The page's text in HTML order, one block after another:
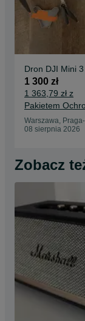
Dron DJI Mini 3
1 300 zł
1 363,79 zł z
Pakietem
Warszawa,
08 sierpnia 2026
Zobacz